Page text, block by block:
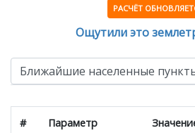
РАСЧЁТ
Ощутили это
# Параметр